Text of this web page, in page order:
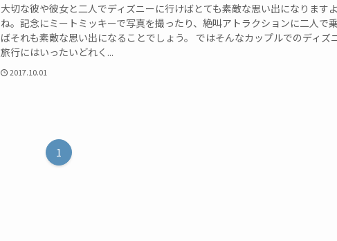
大切な彼や彼女と二人でディズニーに行けばとても素敵な思い出になりますよ
ね。記念にミートミッキーで写真を撮ったり、絶叫アトラクションに二人で
ばそれも素敵な思い出になることでしょう。 ではそんなカップルでのディズ
旅行にはいったいどれく...
2017.10.01
1